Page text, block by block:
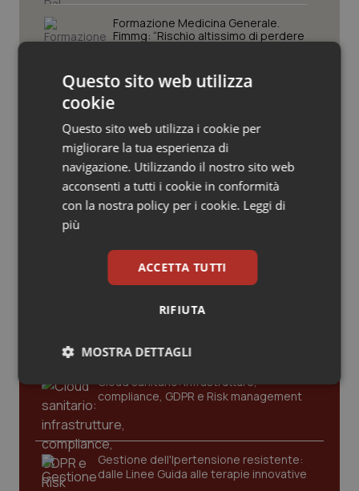
Veneto
Oncoematologia
Oncologia & Nutrizione
Psoriasi & pelle
Quotidiano Cardiologia
Quotidiano Chirurgia
Quotidiano Oncologia
Sangue & coagulazione
Tiroide
Formazione Medicina Generale.
Fimmg: “Rischio altissimo di perdere
mobilità volontaria interregionale”
Farmacisti in prima linea anche
d’estate. Da Fofi il vademecum per
vacanze in sicurezza
Screening oncologici. Assistenti
sanitari Fno Tsrm e Pstrp: “La
prevenzione è un diritto, l’adesione
Gold
Cloud sanitario: infrastrutture,
compliance, GDPR e Risk management
Gestione dell'Ipertensione resistente:
dalle Linee Guida alle terapie innovative
Questo sito web utilizza
cookie
Questo sito web utilizza i cookie per
migliorare la tua esperienza di
navigazione. Utilizzando il nostro sito web
acconsenti a tutti i cookie in conformità
con la nostra policy per i cookie. Leggi di
più
ACCETTA TUTTI
RIFIUTA
MOSTRA DETTAGLI
Necessari Statistici Marketing